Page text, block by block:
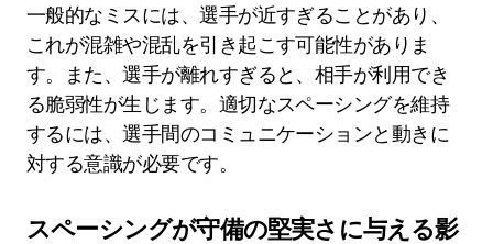
一般的なミスには、選手が近すぎることがあり、
これが混雑や混乱を引き起こす可能性がありま
す。また、選手が離れすぎると、相手が利用でき
る脆弱性が生じます。適切なスペーシングを維持
するには、選手間のコミュニケーションと動きに
対する意識が必要です。
スペーシングが守備の堅実さに与える影